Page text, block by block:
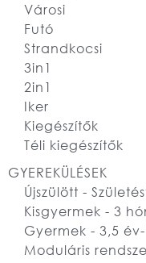
Városi
Futó
Strandkocsi
3in1
2in1
Iker
Kiegészítők
Téli kiegészítők
GYEREKÜLÉSEK
Újszülött -
Kisgyermek - 3
Gyermek - 3,5
Moduláris